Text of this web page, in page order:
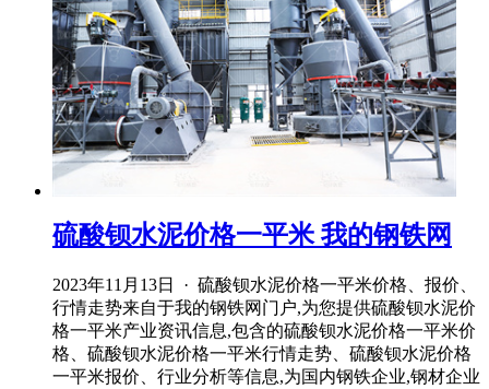
硫酸钡水泥价格一平米 我的钢铁网
2023年11月13日 · 硫酸钡水泥价格一平米价格、报价、
行情走势来自于我的钢铁网门户,为您提供硫酸钡水泥价
格一平米产业资讯信息,包含的硫酸钡水泥价格一平米价
格、硫酸钡水泥价格一平米行情走势、硫酸钡水泥价格
一平米报价、行业分析等信息,为国内钢铁企业,钢材企业